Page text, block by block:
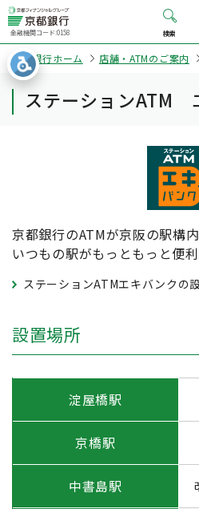
金融機関コード:0158 検索
京都銀行ホーム 店舗・ATMのご案内
ステーションATM
京都銀行のATMが京阪の駅構内
いつもの駅がもっともっと便
ステーションATMエキバンクの
設置場所
淀屋橋駅
京橋駅
中書島駅